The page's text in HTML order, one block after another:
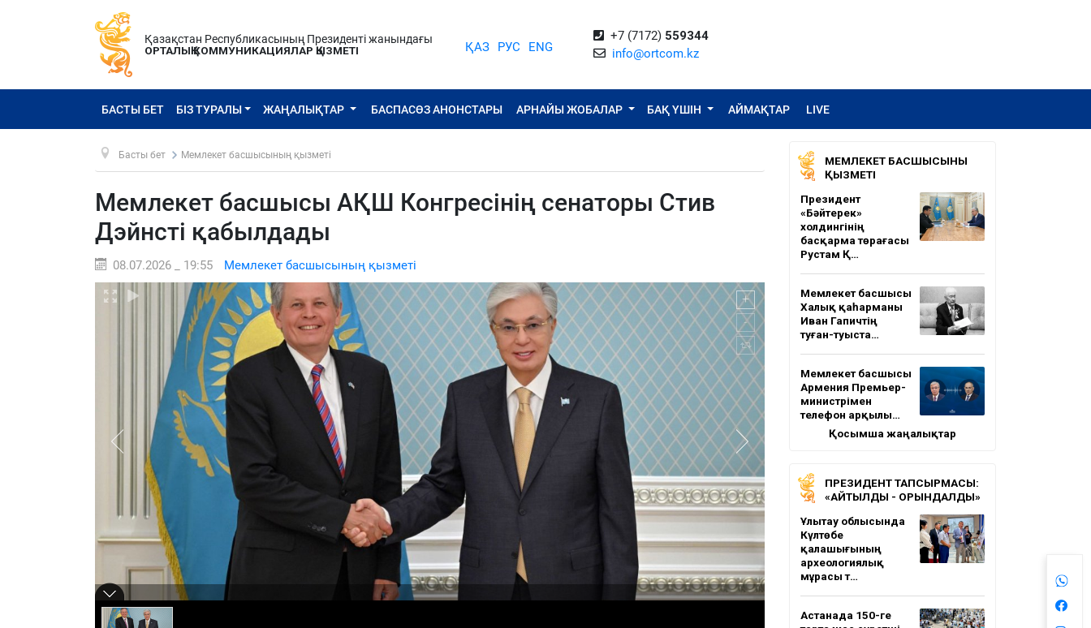
Қазақстан Республикасының Президенті жанындағы
ОРТАЛЫҚ КОММУНИКАЦИЯЛАР ҚЫЗМЕТІ
ҚАЗ РУС ENG
+7 (7172) 559344
info@ortcom.kz
БАСТЫ БЕТ БІЗ ТУРАЛЫ ЖАҢАЛЫҚТАР БАСПАСӨЗ АНОНСТАРЫ АРНАЙЫ ЖОБАЛАР БАҚ ҮШІН АЙМАҚТАР LIVE
Басты бет Мемлекет басшысының қызметі
Мемлекет басшысы АҚШ Конгресінің сенаторы Стив
Дэйнсті қабылдады
08.07.2026 _ 19:55 Мемлекет басшысының қызметі
МЕМЛЕКЕТ БАСШЫСЫНЫҢ
ҚЫЗМЕТІ
Президент
«Бәйтерек»
холдингінің
басқарма төрағасы
Рустам Қ…
Мемлекет басшысы
Халық қаһарманы
Иван Гапичтің
туған-туыста…
Мемлекет басшысы
Армения Премьер-
министрімен
телефон арқылы…
Қосымша жаңалықтар
ПРЕЗИДЕНТ ТАПСЫРМАСЫ:
«АЙТЫЛДЫ - ОРЫНДАЛДЫ»
Ұлытау облысында
Күлтөбе
қалашығының
археологиялық
мұрасы т…
Астанада 150-ге